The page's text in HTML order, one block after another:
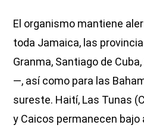
El organismo mantiene
toda Jamaica, las
Granma, Santiago de
—, así como para las
sureste. Haití, Las Tunas
y Caicos permanecen